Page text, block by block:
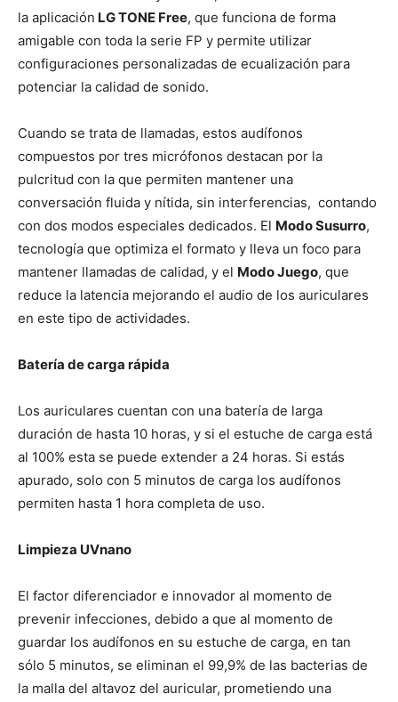
la aplicación LG TONE Free, que funciona de forma
amigable con toda la serie FP y permite utilizar
configuraciones personalizadas de ecualización para
potenciar la calidad de sonido.
Cuando se trata de llamadas, estos audífonos
compuestos por tres micrófonos destacan por la
pulcritud con la que permiten mantener una
conversación fluida y nítida, sin interferencias, contando
con dos modos especiales dedicados. El Modo Susurro,
tecnología que optimiza el formato y lleva un foco para
mantener llamadas de calidad, y el Modo Juego, que
reduce la latencia mejorando el audio de los auriculares
en este tipo de actividades.
Batería de carga rápida
Los auriculares cuentan con una batería de larga
duración de hasta 10 horas, y si el estuche de carga está
al 100% esta se puede extender a 24 horas. Si estás
apurado, solo con 5 minutos de carga los audífonos
permiten hasta 1 hora completa de uso.
Limpieza UVnano
El factor diferenciador e innovador al momento de
prevenir infecciones, debido a que al momento de
guardar los audífonos en su estuche de carga, en tan
sólo 5 minutos, se eliminan el 99,9% de las bacterias de
la malla del altavoz del auricular, prometiendo una